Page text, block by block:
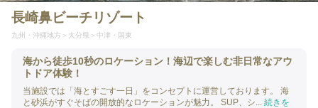
長崎鼻ビーチリゾート
九州・沖縄地方 大分県 中津・国東
海から徒歩10秒のロケーション！海辺で楽しむ非日常なアウ
トドア体験！
当施設では「海とすごす一日」をコンセプトに運営しております。 海
と砂浜がすぐそばの開放的なロケーションが魅力。 SUP、シ... 続きを